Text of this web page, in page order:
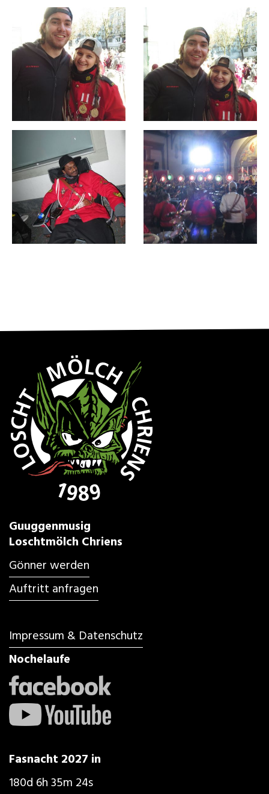
Guuggenmusig
Loschtmölch Chriens
Gönner werden
Auftritt anfragen
Impressum & Datenschutz
Nochelaufe
Fasnacht 2027 in
180d 6h 35m 23s